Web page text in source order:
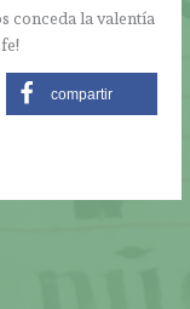
conceda la valentía
compartir